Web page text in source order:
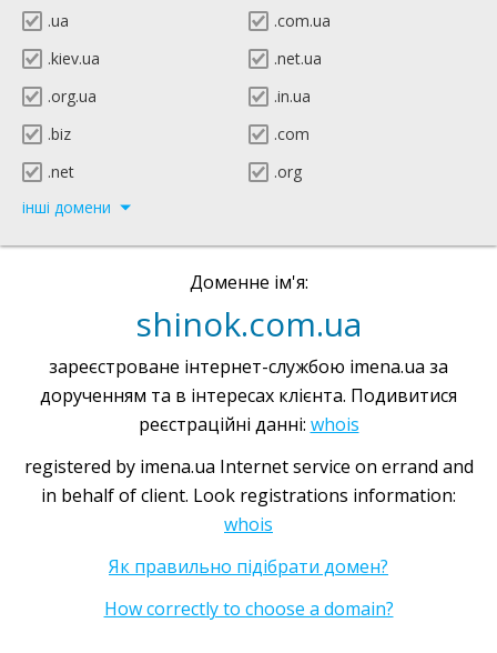
.ua
.com.ua
.kiev.ua
.net.ua
.org.ua
.in.ua
.biz
.com
.net
.org
інші домени
Доменне ім'я:
shinok.com.ua
зареєстроване інтернет-службою imena.ua за
дорученням та в інтересах клієнта. Подивитися
реєстраційні данні: whois
registered by imena.ua Internet service on errand and
in behalf of client. Look registrations information:
whois
Як правильно підібрати домен?
How correctly to choose a domain?